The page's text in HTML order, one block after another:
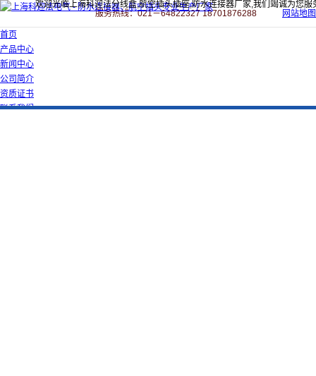
欢迎光临上海科迎法分线盒,航空插头插座,防水连接器厂家,我们竭诚为您服
服务热线：021－64822327 18701876288
网站地图
首页
产品中心
新闻中心
公司简介
资质证书
联系我们